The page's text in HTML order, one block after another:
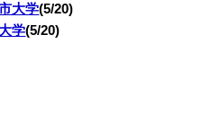
大学(5/20)
学(5/20)